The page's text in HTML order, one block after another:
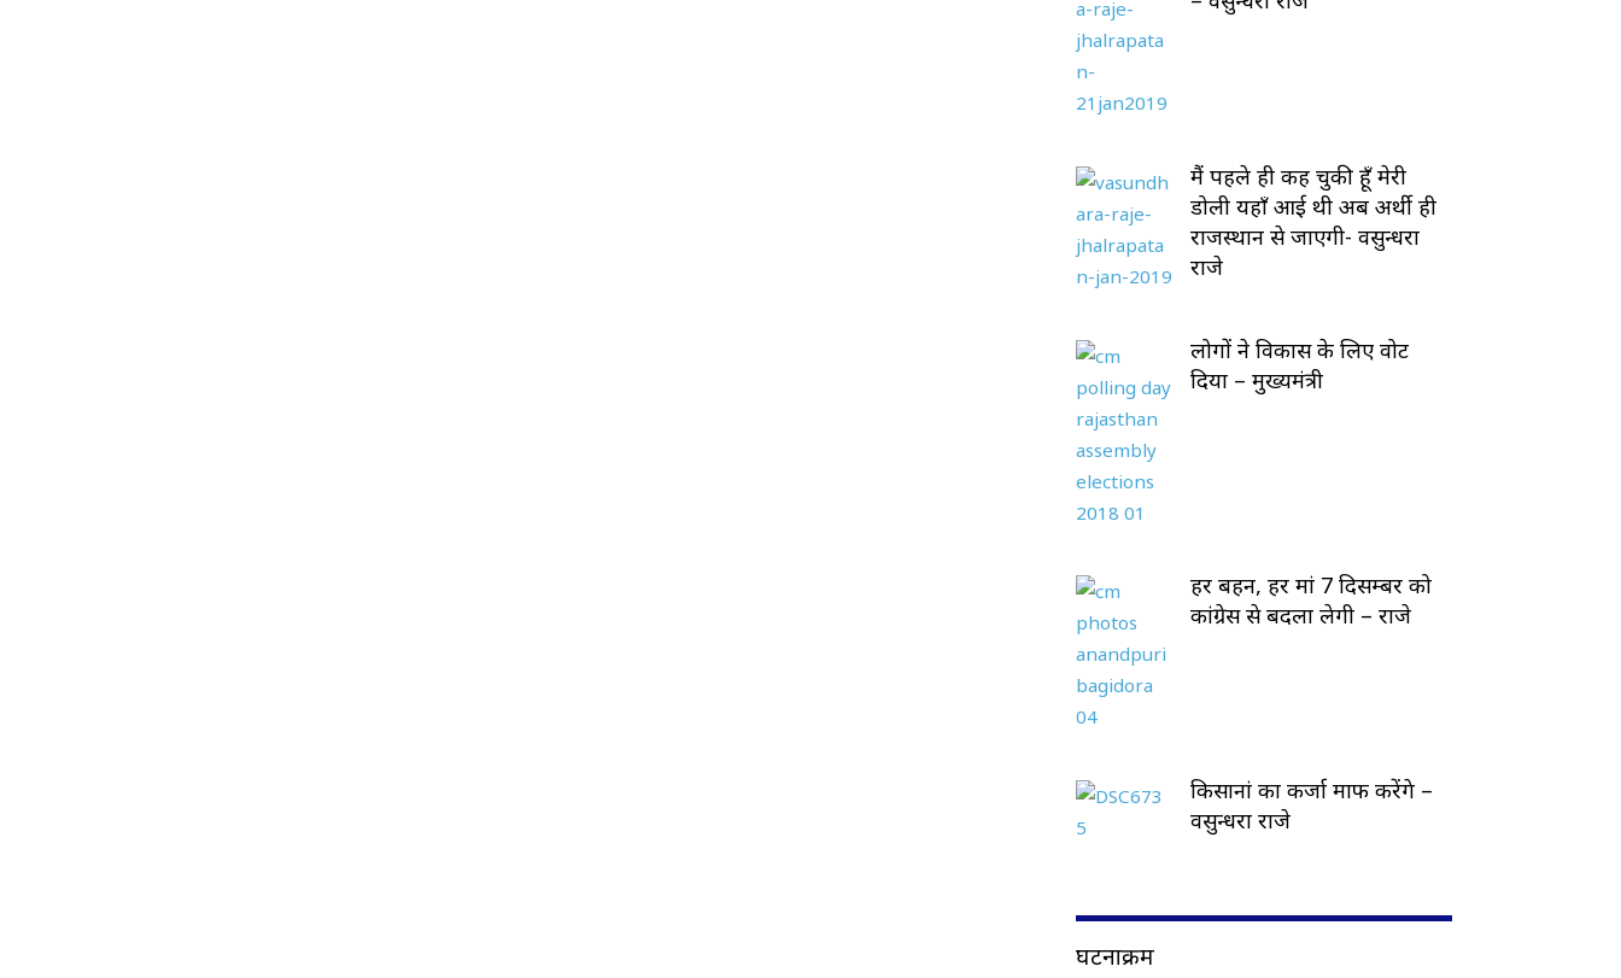
मैं पहले ही कह चुकी हूँ मेरी
डोली यहाँ आई थी अब अर्थी ही
राजस्थान से जाएगी- वसुन्धरा
राजे
लोगों ने विकास के लिए वोट
दिया – मुख्यमंत्री
हर बहन, हर मां 7 दिसम्बर को
कांग्रेस से बदला लेगी – राजे
किसानां का कर्जा माफ करेंगे –
वसुन्धरा राजे
घटनाक्रम